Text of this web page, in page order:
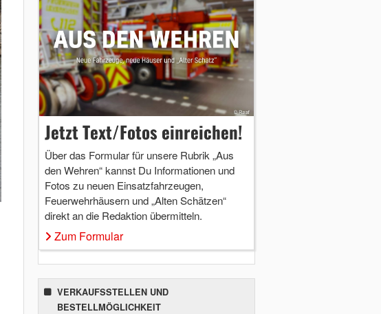
Jetzt Text/Fotos einreichen!
Über das Formular für unsere Rubrik „Aus
den Wehren“ kannst Du Informationen und
Fotos zu neuen Einsatzfahrzeugen,
Feuerwehrhäusern und „Alten Schätzen“
direkt an die Redaktion übermitteln.
Zum Formular
VERKAUFSSTELLEN UND
BESTELLMÖGLICHKEIT